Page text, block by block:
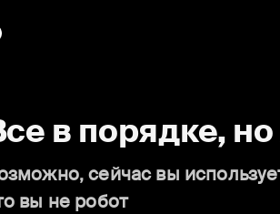
в порядке,
сейчас вы
вы не робот